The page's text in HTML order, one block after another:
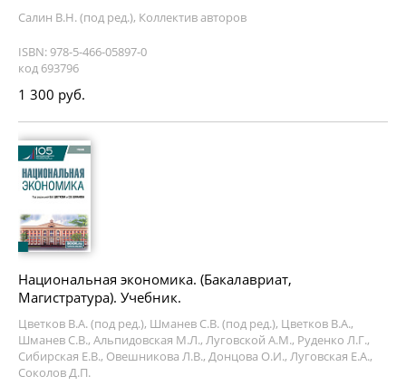
Салин В.Н. (под ред.), Коллектив авторов
ISBN: 978-5-466-05897-0
код 693796
1 300 руб.
Национальная экономика. (Бакалавриат,
Магистратура). Учебник.
Цветков В.А. (под ред.), Шманев С.В. (под ред.), Цветков В.А.,
Шманев С.В., Альпидовская М.Л., Луговской А.М., Руденко Л.Г.,
Сибирская Е.В., Овешникова Л.В., Донцова О.И., Луговская Е.А.,
Соколов Д.П.